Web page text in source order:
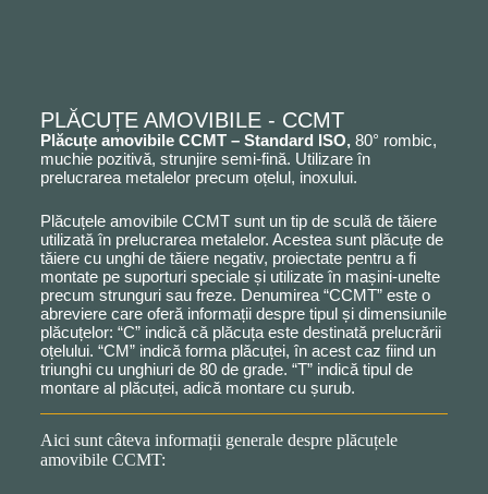
PLĂCUȚE AMOVIBILE - CCMT
Plăcuțe amovibile CCMT – Standard ISO, 80° rombic,
muchie pozitivă, strunjire semi-fină. Utilizare în
prelucrarea metalelor precum oțelul, inoxului.
Plăcuțele amovibile CCMT sunt un tip de sculă de tăiere
utilizată în prelucrarea metalelor. Acestea sunt plăcuțe de
tăiere cu unghi de tăiere negativ, proiectate pentru a fi
montate pe suporturi speciale și utilizate în mașini-unelte
precum strunguri sau freze. Denumirea “CCMT” este o
abreviere care oferă informații despre tipul și dimensiunile
plăcuțelor: “C” indică că plăcuța este destinată prelucrării
oțelului. “CM” indică forma plăcuței, în acest caz fiind un
triunghi cu unghiuri de 80 de grade. “T” indică tipul de
montare al plăcuței, adică montare cu șurub.
Aici sunt câteva informații generale despre plăcuțele
amovibile CCMT: